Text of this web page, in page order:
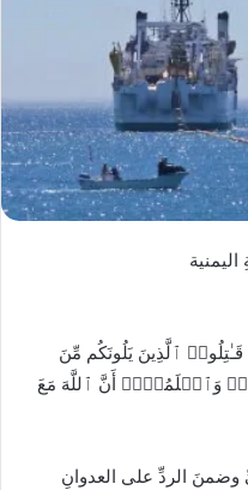
ٱلَّذِینَ یَلُونَكُم مِّنَ
وَٱعۡلَمُوۤا۟ أَنَّ ٱللَّهَ مَعَ
وضمنَ الردِّ على العدوانِ